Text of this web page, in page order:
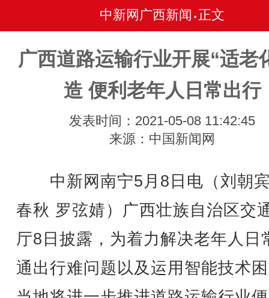
中新网广西新闻 • 正文
广西道路运输行业开展“适老
造 便利老年人日常出行
发表时间：2021-05-08 11:42:45
来源：中国新闻网
中新网南宁5月8日电（刘朝
春秋 罗弦婧）广西壮族自治区交
厅8日披露，为着力解决老年人日
通出行难问题以及运用智能技术